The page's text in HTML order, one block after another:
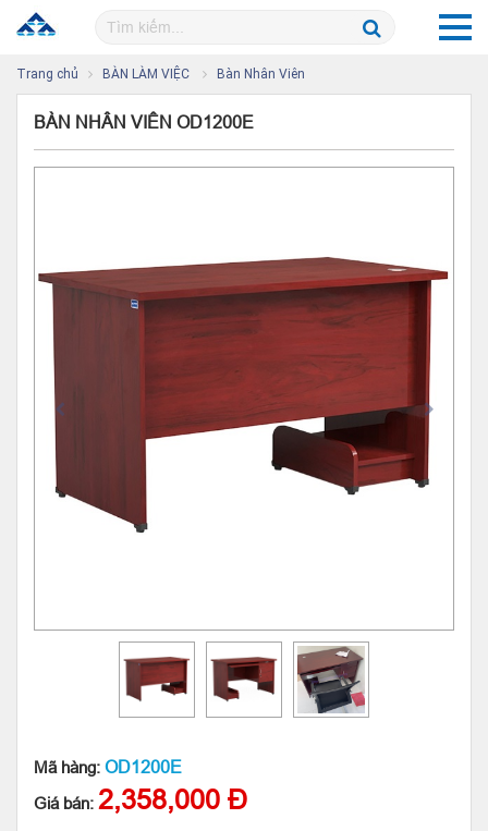
Trang chủ BÀN LÀM VIỆC Bàn Nhân Viên
BÀN NHÂN VIÊN OD1200E
Mã hàng: OD1200E
Giá bán: 2,358,000 Đ